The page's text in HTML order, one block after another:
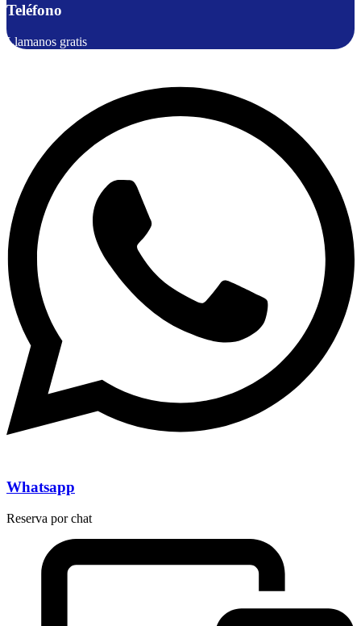
Teléfono
Llamanos gratis
Whatsapp
Reserva por chat